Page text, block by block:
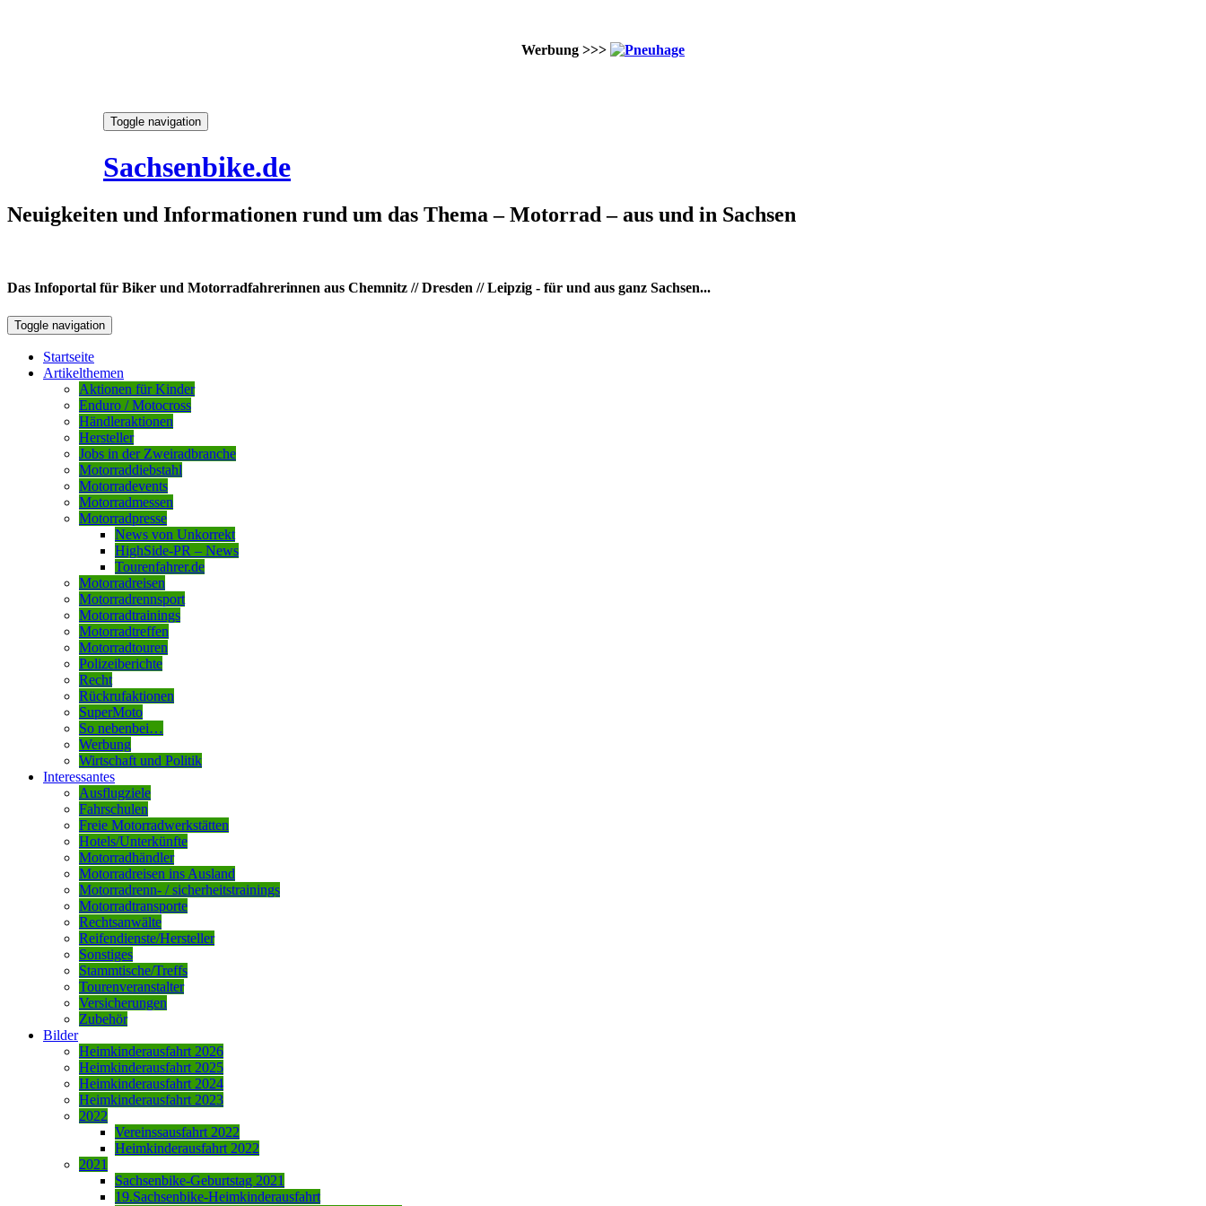
Werbung >>>
Toggle navigation
Sachsenbike.de
Neuigkeiten und Informationen rund um das Thema – Motorrad – aus und in Sachsen
Das Infoportal für Biker und Motorradfahrerinnen aus Chemnitz // Dresden // Leipzig - für und aus ganz Sachsen...
Toggle navigation
Startseite
Artikelthemen
Aktionen für Kinder
Enduro / Motocross
Händleraktionen
Hersteller
Jobs in der Zweiradbranche
Motorraddiebstahl
Motorradevents
Motorradmessen
Motorradpresse
News von Unkorrekt
HighSide-PR – News
Tourenfahrer.de
Motorradreisen
Motorradrennsport
Motorradtrainings
Motorradtreffen
Motorradtouren
Polizeiberichte
Recht
Rückrufaktionen
SuperMoto
So nebenbei…
Werbung
Wirtschaft und Politik
Interessantes
Ausflugziele
Fahrschulen
Freie Motorradwerkstätten
Hotels/Unterkünfte
Motorradhändler
Motorradreisen ins Ausland
Motorradrenn- / sicherheitstrainings
Motorradtransporte
Rechtsanwälte
Reifendienste/Hersteller
Sonstiges
Stammtische/Treffs
Tourenveranstalter
Versicherungen
Zubehör
Bilder
Heimkinderausfahrt 2026
Heimkinderausfahrt 2025
Heimkinderausfahrt 2024
Heimkinderausfahrt 2023
2022
Vereinssausfahrt 2022
Heimkinderausfahrt 2022
2021
Sachsenbike-Geburtstag 2021
19.Sachsenbike-Heimkinderausfahrt